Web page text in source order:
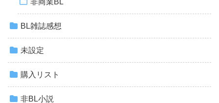
BL雑誌感想
未設定
購入リスト
非BL小説